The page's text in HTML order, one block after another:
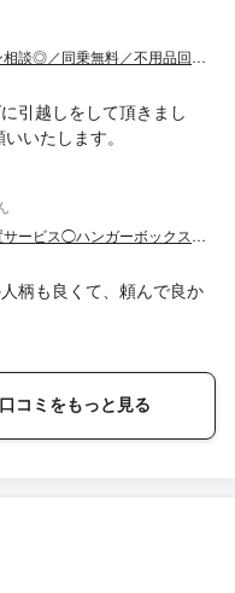
【ドラム式OK・3ドア冷蔵庫対応】タワマン相談◎／同乗無料／不用品回収も対応◎
引越しをして頂きまし
いたします。
【軽トラ大容量車】長距離◯縦型洗濯機設置サービス◯ハンガーボックス無償◯急ぎ
柄も良くて、頼んで良か
コミをもっと見る